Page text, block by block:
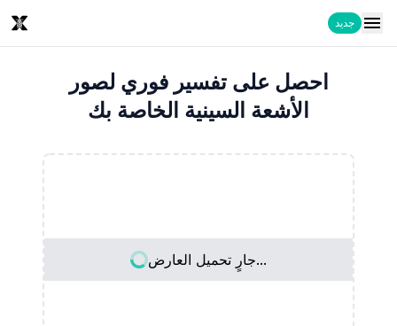
جديد
احصل على تفسير فوري لصور
الأشعة السينية الخاصة بك
جارٍ تحميل العارض...